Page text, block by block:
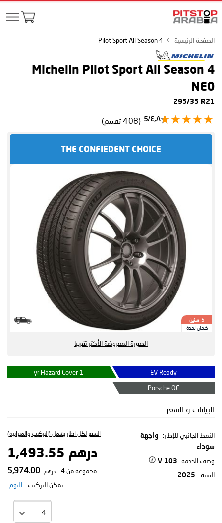
الصفحة الرئيسية Pilot Sport All Season 4
Michelin Pilot Sport All Season 4
NE0
295/35 R21
٤٫٨/5 (408 تقييم)
THE CONFIEDENT CHOICE
5 سنين
ضمان لمدة
الصورة المعروضة الأكثر تقريبا
EV Ready
1-yr Hazard Cover
Porsche OE
البيانات و السعر
النمط الجانبي للإطار:
واجهة
سوداء
وصف الخدمة 103 V
السنة: 2025
السعر لكل اطار يشمل (التركيب والميزانية)
درهم 1,493.55
مجموعة من 4: درهم
يمكن التركيب: اليوم